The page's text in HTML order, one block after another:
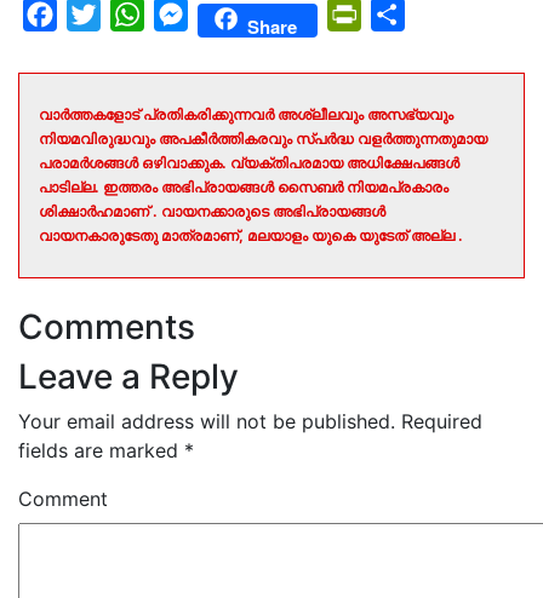
Facebook
Twitter WhatsAppMessengerShare PrintFriendly
വാർത്തകളോട് പ്രതികരിക്കുന്നവർ അശ്ലീലവും അസഭ്യവും
നിയമവിരുദ്ധവും അപകീർത്തികരവും സ്പർദ്ധ വളർത്തുന്നതുമായ
പരാമർശങ്ങൾ ഒഴിവാക്കുക. വ്യക്തിപരമായ അധിക്ഷേപങ്ങൾ
പാടില്ല. ഇത്തരം അഭിപ്രായങ്ങൾ സൈബർ നിയമപ്രകാരം
ശിക്ഷാർഹമാണ് . വായനക്കാരുടെ അഭിപ്രായങ്ങൾ
വായനകാരുടേതു മാത്രമാണ്, മലയാളം യുകെ യുടേത് അല്ല .
Comments
Leave a Reply
Your email address will not be published. Required
fields are marked *
Comment